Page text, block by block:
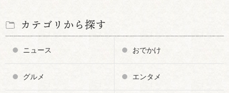
カテゴリから探す
ニュース おでかけ
グルメ エンタメ